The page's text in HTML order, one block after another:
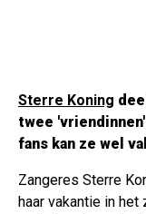
Sterre Koning
twee
fans kan ze wel
Zangeres Sterre
haar vakantie in